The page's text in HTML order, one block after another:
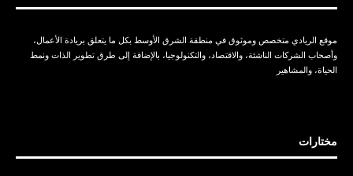
موقع الريادي متخصص وموثوق في منطقة الشرق الأوسط بكل ما يتعلق بريادة الأعمال،
وأصحاب الشركات الناشئة، والاقتصاد، والتكنولوجيا، بالإضافة إلى طرق تطوير الذات ونمط
الحياة، والمشاهير
مختارات